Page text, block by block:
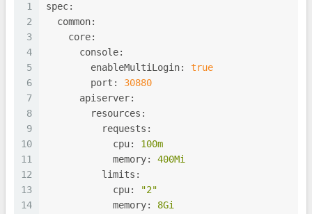
1
2
3
4
5
6
7
8
9
10
11
12
13
14
spec:
common:
core:
console:
enableMultiLogin:
true
port:
30880
apiserver:
resources:
requests:
cpu:
100m
memory:
400Mi
limits:
cpu:
"2"
memory:
8Gi